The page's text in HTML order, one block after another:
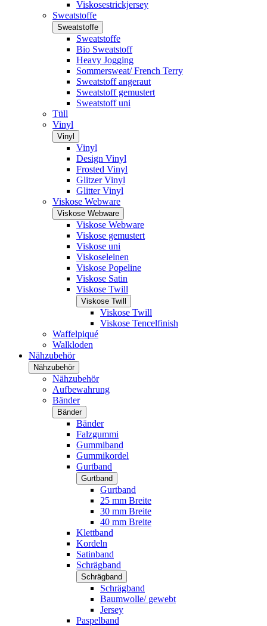
Viskosestrickjersey
Sweatstoffe
Sweatstoffe
Sweatstoffe
Bio Sweatstoff
Heavy Jogging
Sommersweat/ French Terry
Sweatstoff angeraut
Sweatstoff gemustert
Sweatstoff uni
Tüll
Vinyl
Vinyl
Vinyl
Design Vinyl
Frosted Vinyl
Glitzer Vinyl
Glitter Vinyl
Viskose Webware
Viskose Webware
Viskose Webware
Viskose gemustert
Viskose uni
Viskoseleinen
Viskose Popeline
Viskose Satin
Viskose Twill
Viskose Twill
Viskose Twill
Viskose Tencelfinish
Waffelpiqué
Walkloden
Nähzubehör
Nähzubehör
Nähzubehör
Aufbewahrung
Bänder
Bänder
Bänder
Falzgummi
Gummiband
Gummikordel
Gurtband
Gurtband
Gurtband
25 mm Breite
30 mm Breite
40 mm Breite
Klettband
Kordeln
Satinband
Schrägband
Schrägband
Schrägband
Baumwolle/ gewebt
Jersey
Paspelband